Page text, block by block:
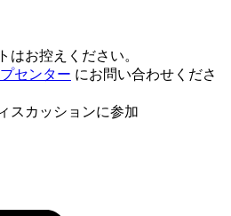
お控えください。
センター にお問い合わせくださ
スカッションに参加